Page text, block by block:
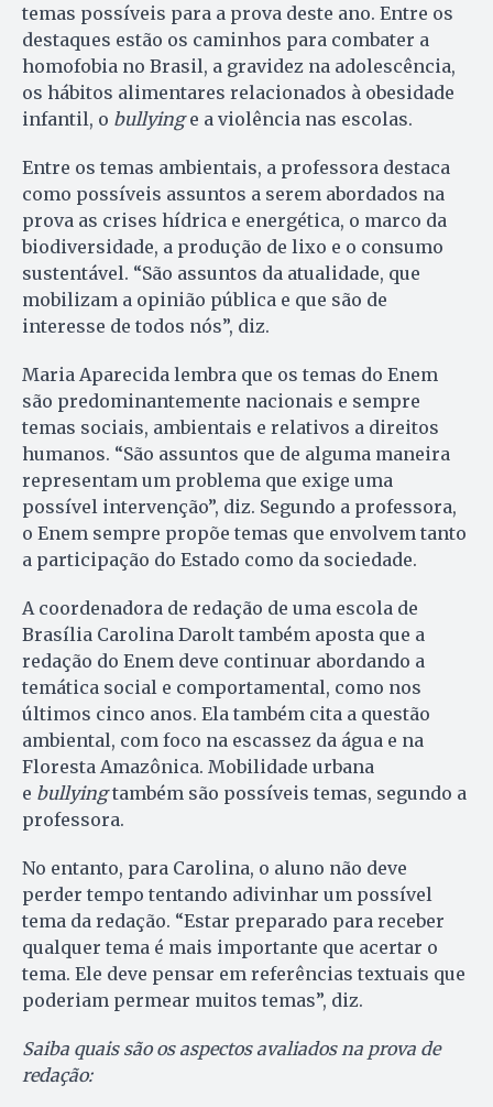
temas possíveis para a prova deste ano. Entre os
destaques estão os caminhos para combater a
homofobia no Brasil, a gravidez na adolescência,
os hábitos alimentares relacionados à obesidade
infantil, o bullyinge a violência nas escolas.
Entre os temas ambientais, a professora destaca
como possíveis assuntos a serem abordados na
prova as crises hídrica e energética, o marco da
biodiversidade, a produção de lixo e o consumo
sustentável. “São assuntos da atualidade, que
mobilizam a opinião pública e que são de
interesse de todos nós”, diz.
Maria Aparecida lembra que os temas do Enem
são predominantemente nacionais e sempre
temas sociais, ambientais e relativos a direitos
humanos. “São assuntos que de alguma maneira
representam um problema que exige uma
possível intervenção”, diz. Segundo a professora,
o Enem sempre propõe temas que envolvem tanto
a participação do Estado como da sociedade.
A coordenadora de redação de uma escola de
Brasília Carolina Darolt também aposta que a
redação do Enem deve continuar abordando a
temática social e comportamental, como nos
últimos cinco anos. Ela também cita a questão
ambiental, com foco na escassez da água e na
Floresta Amazônica. Mobilidade urbana
e bullyingtambém são possíveis temas, segundo a
professora.
No entanto, para Carolina, o aluno não deve
perder tempo tentando adivinhar um possível
tema da redação. “Estar preparado para receber
qualquer tema é mais importante que acertar o
tema. Ele deve pensar em referências textuais que
poderiam permear muitos temas”, diz.
Saiba quais são os aspectos avaliados na prova de
redação: